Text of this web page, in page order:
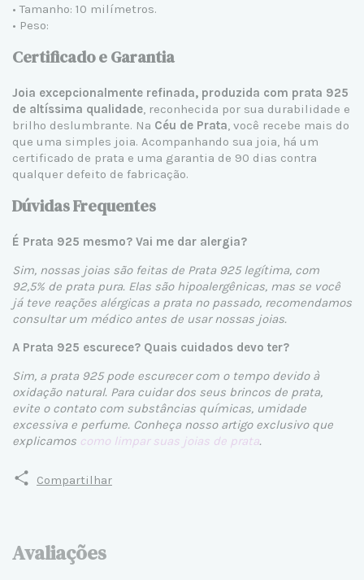
• Tamanho: 10 milímetros.
• Peso:
Certificado e Garantia
Joia excepcionalmente refinada, produzida com prata 925
de altíssima qualidade, reconhecida por sua durabilidade e
brilho deslumbrante. Na Céu de Prata, você recebe mais do
que uma simples joia. Acompanhando sua joia, há um
certificado de prata e uma garantia de 90 dias contra
qualquer defeito de fabricação.
Dúvidas Frequentes
É Prata 925 mesmo? Vai me dar alergia?
Sim, nossas joias são feitas de Prata 925 legítima, com
92,5% de prata pura. Elas são hipoalergênicas, mas se você
já teve reações alérgicas a prata no passado, recomendamos
consultar um médico antes de usar nossas joias.
A Prata 925 escurece? Quais cuidados devo ter?
Sim, a prata 925 pode escurecer com o tempo devido à
oxidação natural. Para cuidar dos seus brincos de prata,
evite o contato com substâncias químicas, umidade
excessiva e perfume. Conheça nosso artigo exclusivo que
explicamos como limpar suas joias de prata.
Compartilhar
Avaliações